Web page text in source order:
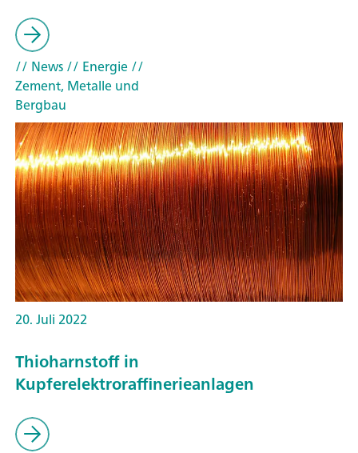
// News// Energie//
Zement, Metalle und
Bergbau
20. Juli 2022
Thioharnstoff in
Kupferelektroraffinerieanlagen